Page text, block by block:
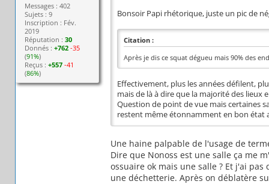
Messages : 402
Sujets : 9
Inscription : Fév.
2019
Réputation :30
Donnés :+762 -35
(91%)
Reçus :+557 -41
(86%)
Bonsoir Papi rhétorique, juste un pic de
Citation :
Après je dis ce squat dégueu mais 90% des
Effectivement, plus les années défilent,
mais de là à dire que la majorité des lieux
Question de point de vue mais certaines
restent même étonnamment en bon état
Une haine palpable de l'usage de
Dire que Nonoss est une salle ça me
ossuaire ok mais une salle ? Et j'ai
une déchetterie. Après on déblatère